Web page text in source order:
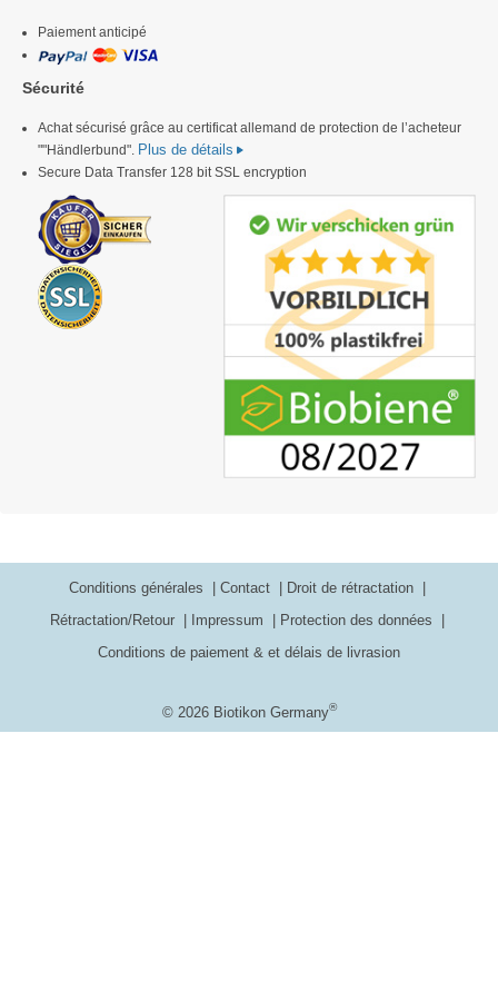
Paiement anticipé
Sécurité
Achat sécurisé grâce au certificat allemand de protection de l’acheteur
""Händlerbund". Plus de détails
Secure Data Transfer 128 bit SSL encryption
© 2026 Biotikon Germany®
Conditions générales Contact
Droit de rétractation
Rétractation/Retour
Impressum
Protection des données
Conditions de paiement & et délais de livrasion